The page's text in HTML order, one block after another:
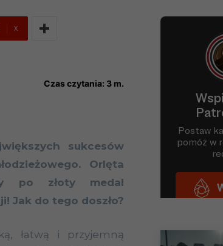
X
Czas czytania: 3 m.
sukcesów
Orlęta
po złoty medal
Jak do tego doszło?
łatwą i przyjemną